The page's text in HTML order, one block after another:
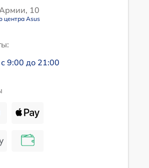
10
центра Asus
9:00 до 21:00